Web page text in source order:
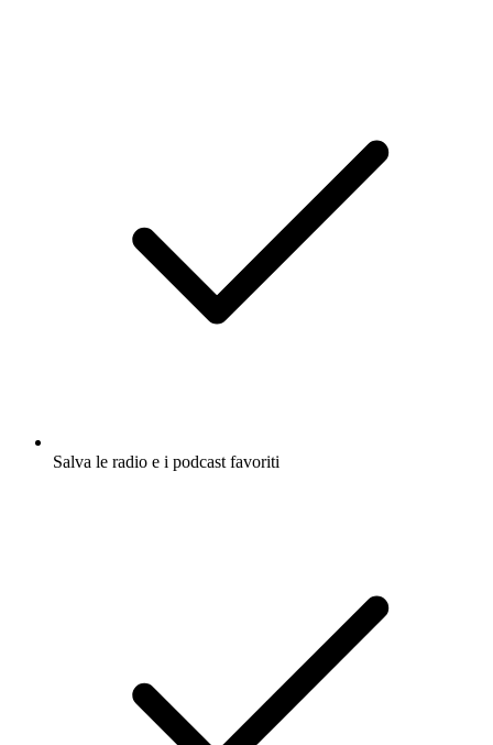
Salva le radio e i podcast favoriti